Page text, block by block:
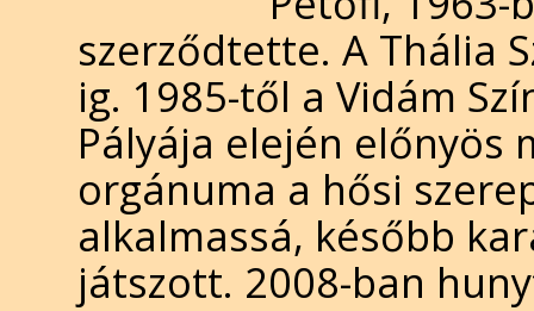
szerződtette. A Thália
ig. 1985-től a Vidám
Pályája elején előnyös
orgánuma a hősi
alkalmassá, később
játszott. 2008-ban